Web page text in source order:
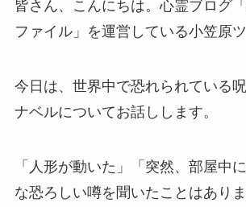
皆さん、こんにちは。心霊ブログ
ファイル」を運営している小笠原ツ
今日は、世界中で恐れられている
ナベルについてお話しします。
「人形が動いた」「突然、部屋中
な恐ろしい噂を聞いたことはあり